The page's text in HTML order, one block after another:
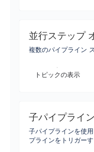
並行ステップ
複数のパイプライン
トピックの表示
子パイプライ
子パイプラインを使
プラインをトリガー